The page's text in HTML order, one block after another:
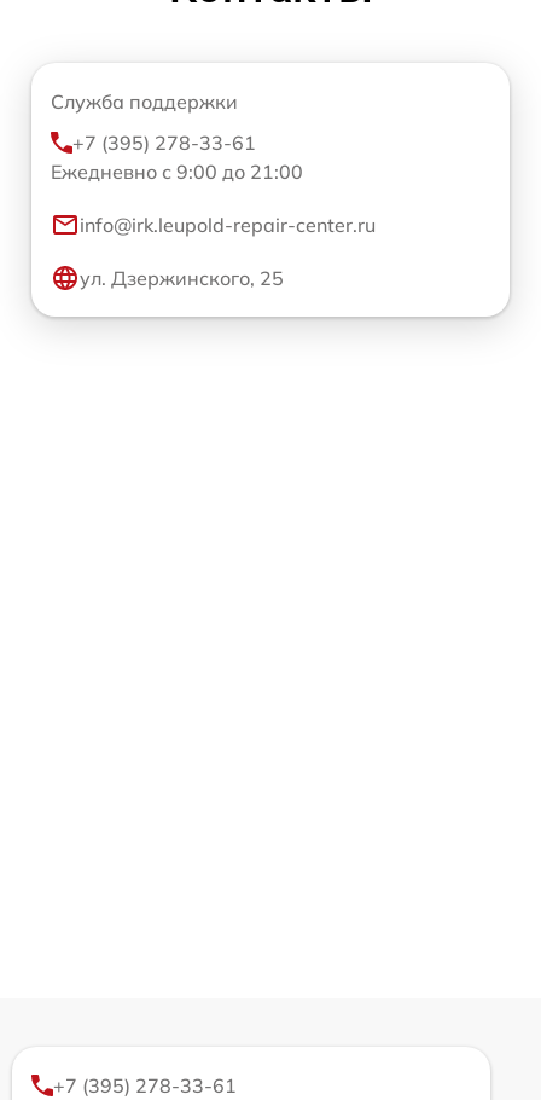
Служба поддержки
+7 (395) 278-33-61
Ежедневно с 9:00 до 21:00
info@irk.leupold-repair-center.ru
ул. Дзержинского, 25
+7 (395) 278-33-61